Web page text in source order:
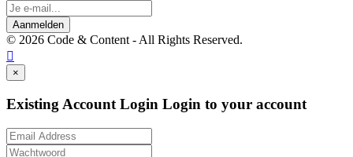
Aanmelden
© 2026 Code & Content - All Rights Reserved.

×
Existing Account Login Login to your account